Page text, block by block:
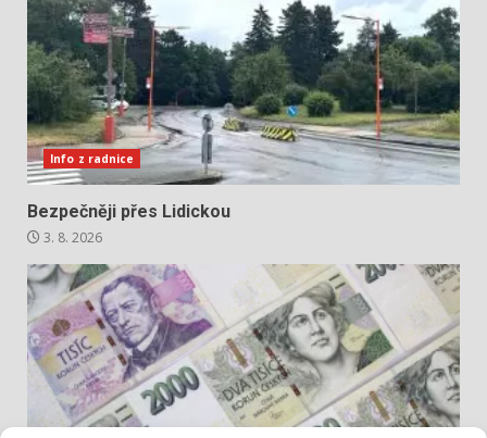
Info z radnice
Bezpečněji přes Lidickou
3. 8. 2026